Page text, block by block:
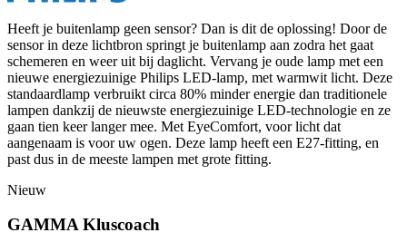
Heeft je buitenlamp geen sensor? Dan is dit de oplossing! Door de
sensor in deze lichtbron springt je buitenlamp aan zodra het gaat
schemeren en weer uit bij daglicht. Vervang je oude lamp met een
nieuwe energiezuinige Philips LED-lamp, met warmwit licht. Deze
standaardlamp verbruikt circa 80% minder energie dan traditionele
lampen dankzij de nieuwste energiezuinige LED-technologie en ze
gaan tien keer langer mee. Met EyeComfort, voor licht dat
aangenaam is voor uw ogen. Deze lamp heeft een E27-fitting, en
past dus in de meeste lampen met grote fitting.
Nieuw
GAMMA Kluscoach